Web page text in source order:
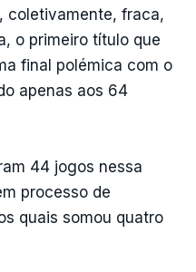
coletivamente, fraca,
o primeiro título que
final polémica com o
apenas aos 64
44 jogos nessa
processo de
quais somou quatro